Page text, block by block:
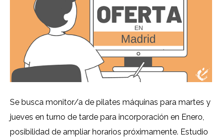
Se busca monitor/a de pilates máquinas para martes y
jueves en turno de tarde para incorporación en Enero,
posibilidad de ampliar horarios próximamente. Estudio